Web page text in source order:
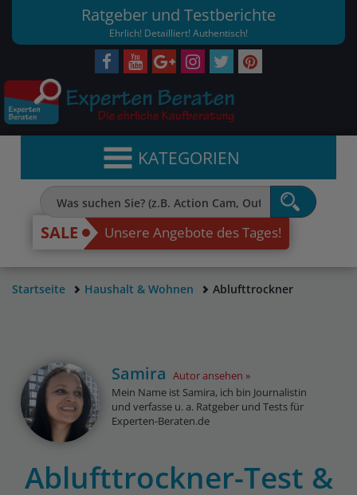
Ratgeber und Testberichte
Ehrlich! Detailliert! Authentisch!
KATEGORIEN
SALE Unsere Angebote des Tages!
Startseite Haushalt & Wohnen Ablufttrockner
Samira Autor ansehen
Mein Name ist Samira, ich bin Journalistin
und verfasse u. a. Ratgeber und Tests für
Experten-Beraten.de
Ablufttrockner-Test &